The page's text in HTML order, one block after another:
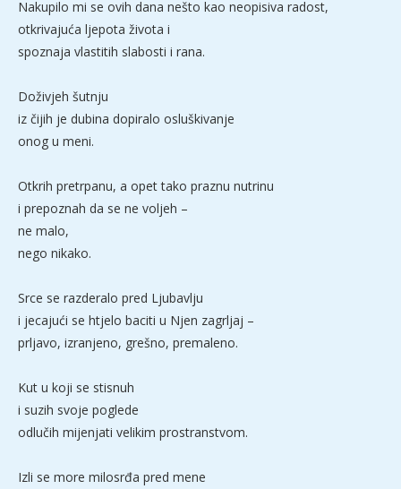
Nakupilo mi se ovih dana nešto kao neopisiva radost,
otkrivajuća ljepota života i
spoznaja vlastitih slabosti i rana.
Doživjeh šutnju
iz čijih je dubina dopiralo osluškivanje
onog u meni.
Otkrih pretrpanu, a opet tako praznu nutrinu
i prepoznah da se ne voljeh –
ne malo,
nego nikako.
Srce se razderalo pred Ljubavlju
i jecajući se htjelo baciti u Njen zagrljaj –
prljavo, izranjeno, grešno, premaleno.
Kut u koji se stisnuh
i suzih svoje poglede
odlučih mijenjati velikim prostranstvom.
Izli se more milosrđa pred mene